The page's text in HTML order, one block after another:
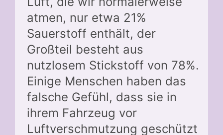
atmen, nur etwa 21%
Sauerstoff enthält, der
Großteil besteht aus
nutzlosem Stickstoff von 78%.
Einige Menschen haben das
falsche Gefühl, dass sie in
ihrem Fahrzeug vor
Luftverschmutzung geschützt